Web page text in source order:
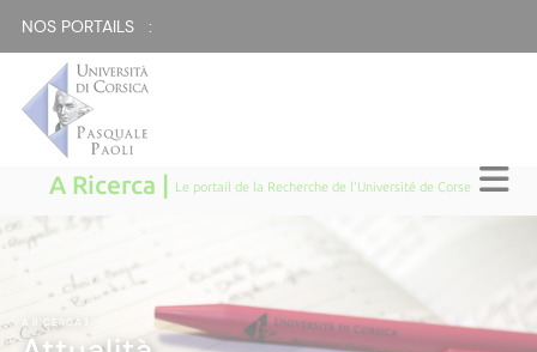
NOS PORTAILS :
A Ricerca | Le portail de la Recherche de l'Université de Corse
A RICERCA